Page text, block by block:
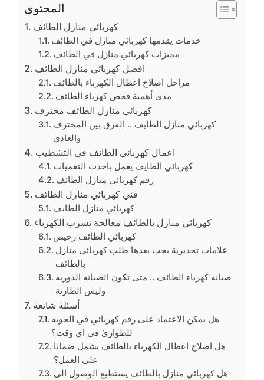
المحتوى
كهربائي منازل الطائف
خدمات يقدمها كهربائي منازل في الطائف
مميزات كهربائي منازل في الطائف
افضل كهربائي منازل الطائف
مراحل اصلاح اعطال الكهرباء بالطائف
كهربائي منازل الطائف محترف
كهربائي منازل الطايف .. الفرق بين المحترف
والعادي
اعمال كهربائي الطائف في التشطيب
كهربائي الطايف يعمل باحدث التقميات
رقم كهربائي منازل الطائف
فني كهربائي منازل الطائف
كهربائي منازل الطايف
كهربائي منازل بالطائف معالجة تسرب الكهرباء
كهربائي الطائف رخيص
علامات تحذيرية يجب بعدها طلب كهربائي منازل
بالطائف
صيانة كهرباء الطائف .. متى تكون الصيانة الدورية
وليس الطارئة
أسئلة شائعة
هل يمكن الاعتماد على رقم كهربائي في الحويه
للطوارئ في اي وقت؟
هل اصلاح اعطال الكهرباء بالطائف يشمل ضمانا
على العمل؟
هل كهربائي منازل بالطائف يستطيع الوصول الى